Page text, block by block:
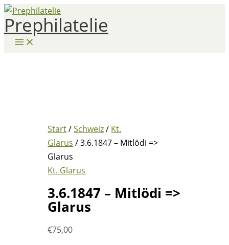
Zum
Inhalt
springen
Prephilatelie
Start/Schweiz/ Kt.
Glarus / 3.6.1847 – Mitlödi =>
Glarus
Kt. Glarus
3.6.1847 – Mitlödi =>
Glarus
€75,00